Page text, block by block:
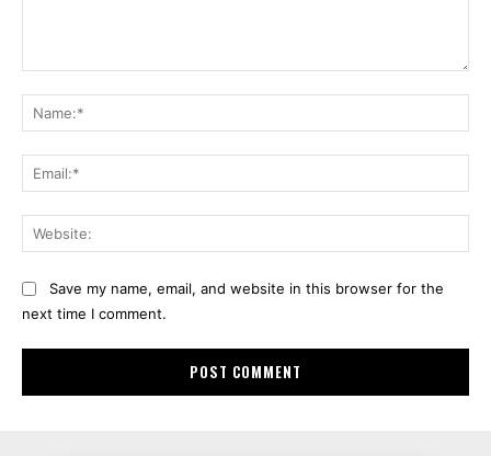
Save my name, email, and website in this browser for the
next time I comment.